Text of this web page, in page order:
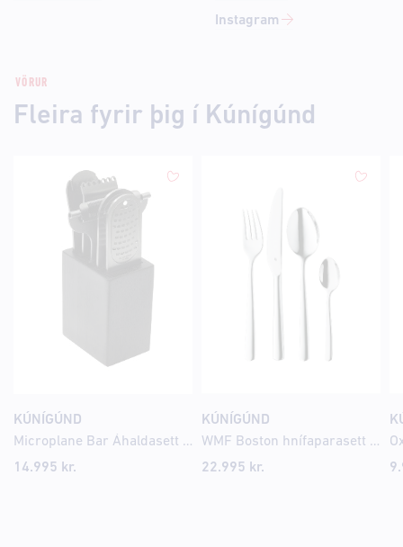
Instagram
VÖRUR
Fleira fyrir þig í Kúnígúnd
KÚNÍGÚND
Microplane Bar Áhaldasett Svart
14.995 kr.
KÚNÍGÚND
WMF Boston hnífaparasett 24 stk fyrir 6 manns
22.995 kr.